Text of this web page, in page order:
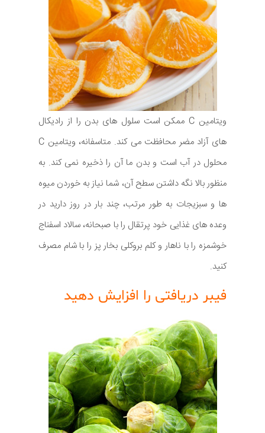
ویتامین C ممکن است سلول های بدن را از رادیکال
های آزاد مضر محافظت می کند. متاسفانه، ویتامین C
محلول در آب است و بدن ما آن را ذخیره نمی کند. به
منظور بالا نگه داشتن سطح آن، شما نیاز به خوردن میوه
ها و سبزیجات به طور مرتب، چند بار در روز دارید در
وعده های غذایی خود پرتقال را با صبحانه، سالاد اسفناج
خوشمزه را با ناهار و کلم بروکلی بخار پز را با شام مصرف
کنید.
فیبر دریافتی را افزایش دهید